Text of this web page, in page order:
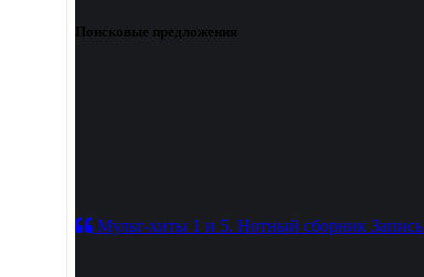
Поисковые предложения
Мульт-хиты 1 и 5. Нотный сборник Запись